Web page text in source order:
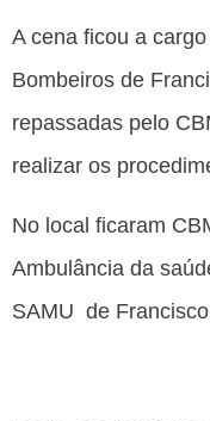
A cena ficou a
Bombeiros de
repassadas pelo
realizar os
No local ficaram
Ambulância da
SAMU de